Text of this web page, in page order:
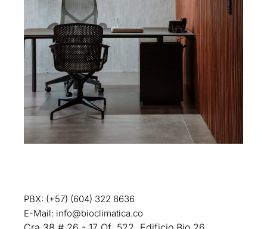
PBX: (+57) (604) 322 8636
E-Mail: info@bioclimatica.co